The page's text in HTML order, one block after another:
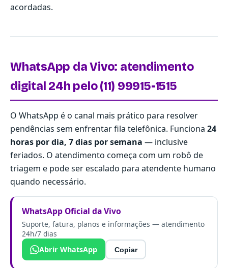
acordadas.
WhatsApp da Vivo: atendimento
digital 24h pelo (11) 99915-1515
O WhatsApp é o canal mais prático para resolver
pendências sem enfrentar fila telefônica. Funciona 24
horas por dia, 7 dias por semana — inclusive
feriados. O atendimento começa com um robô de
triagem e pode ser escalado para atendente humano
quando necessário.
WhatsApp Oficial da Vivo
Suporte, fatura, planos e informações — atendimento
24h/7 dias
Abrir WhatsApp
Copiar